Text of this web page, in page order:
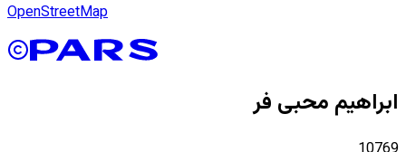
OpenStreetMap
ابراهیم محبی فر